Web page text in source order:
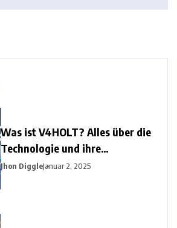
Was ist V4HOLT? Alles über die
Technologie und ihre
Anwendungen
Jhon DiggleJanuar 2, 2025